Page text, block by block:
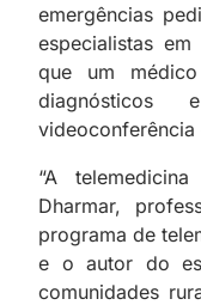
emergências
especialistas
que um
diagnósticos
videoconferência
“A
Dharmar,
programa de
e o autor do
comunidades